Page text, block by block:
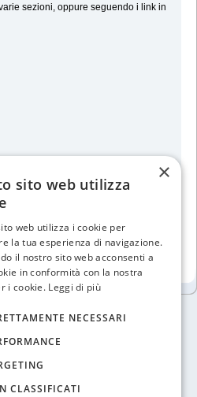
sezioni, oppure seguendo i link in
×
sito web utilizza
web utilizza i cookie per
la tua esperienza di navigazione.
il nostro sito web acconsenti a
in conformità con la nostra
i cookie. Leggi di più
NECESSARI
CLASSIFICATI